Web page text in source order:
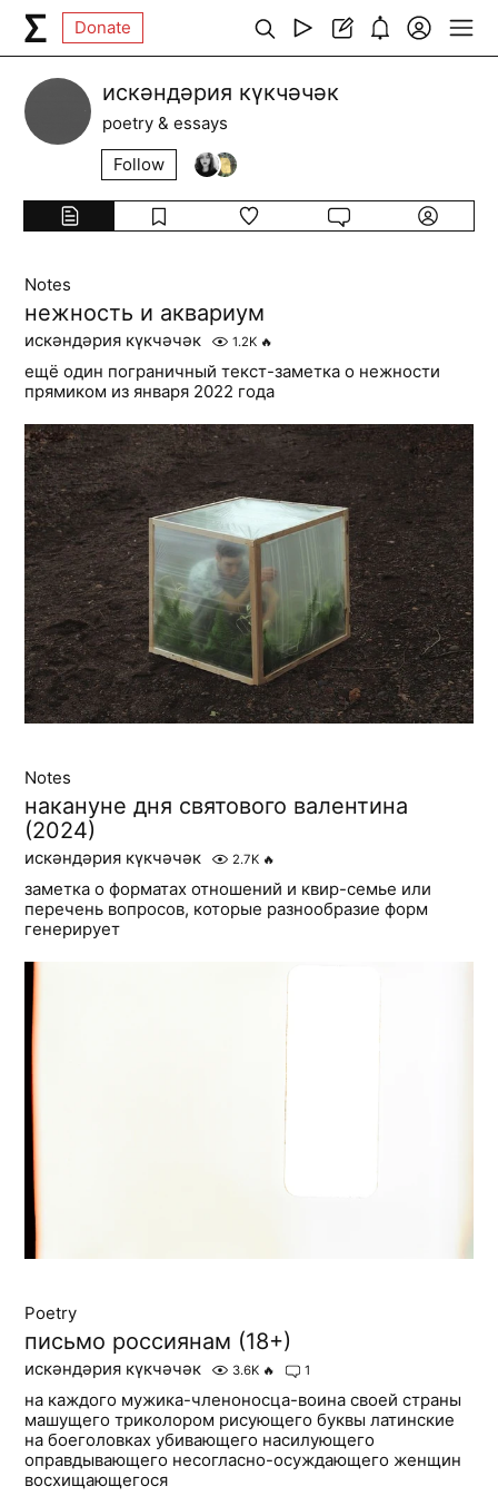
Donate
искәндәрия күкчәчәк
poetry & essays
Follow
Notes
нежность и аквариум
искәндәрия күкчәчәк 1.2K 🔥
ещё один пограничный текст-заметка о нежности
прямиком из января 2022 года
Notes
накануне дня святового валентина
(2024)
искәндәрия күкчәчәк 2.7K 🔥
заметка о форматах отношений и квир-семье или
перечень вопросов, которые разнообразие форм
генерирует
Poetry
письмо россиянам (18+)
искәндәрия күкчәчәк 3.6K 🔥 1
на каждого мужика-членоносца-воина своей страны
машущего триколором рисующего буквы латинские
на боеголовках убивающего насилующего
оправдывающего несогласно-осуждающего женщин
восхищающегося